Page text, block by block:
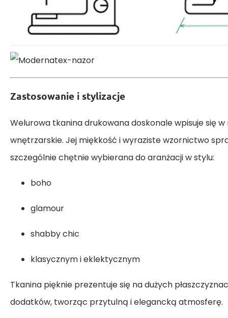
Zastosowanie i stylizacje
Welurowa tkanina drukowana doskonale wpisuje się
wnętrzarskie. Jej miękkość i wyraziste wzornictwo
szczególnie chętnie wybierana do aranżacji w stylu:
boho
glamour
shabby chic
klasycznym i eklektycznym
Tkanina pięknie prezentuje się na dużych
dodatków, tworząc przytulną i elegancką atmosferę.